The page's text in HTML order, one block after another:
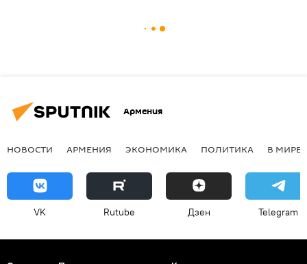
Армения
НОВОСТИ АРМЕНИЯ ЭКОНОМИКА ПОЛИТИКА В МИРЕ
VK Rutube Дзен Telegram